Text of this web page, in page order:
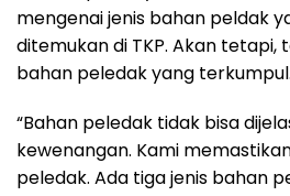
mengenai jenis bahan peldak
ditemukan di TKP. Akan tetapi,
bahan peledak yang terkumpul.
“Bahan peledak tidak bisa
kewenangan. Kami
peledak. Ada tiga jenis bahan